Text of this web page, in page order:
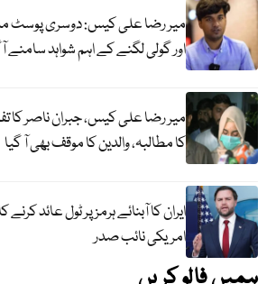
میر رضا علی کیس: دوسری پوسٹ
اور گولی لگنے کے اہم شواہد سامنے
میر رضا علی کیس، جبران ناصر کا
کا مطالبہ، والدین کا موقف بھی آ گیا
ایران کا آبنائے ہرمز پر ٹول عائد
امریکی نائب صدر